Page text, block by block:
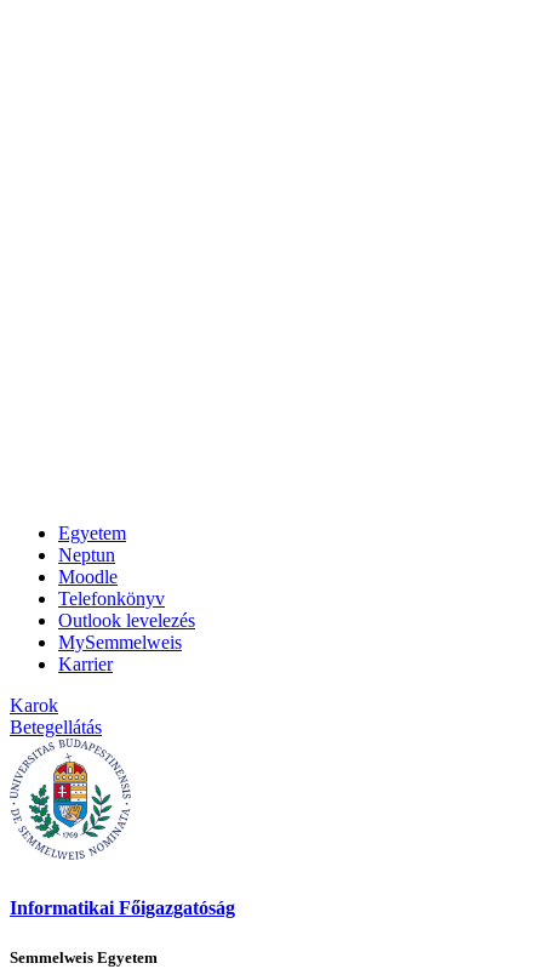
Egyetem
Neptun
Moodle
Telefonkönyv
Outlook levelezés
MySemmelweis
Karrier
Karok
Betegellátás
Informatikai Főigazgatóság
Semmelweis Egyetem